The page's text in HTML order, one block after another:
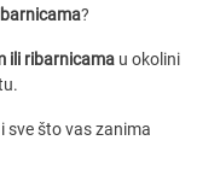
?
ili ribarnicama u okolini
sve što vas zanima